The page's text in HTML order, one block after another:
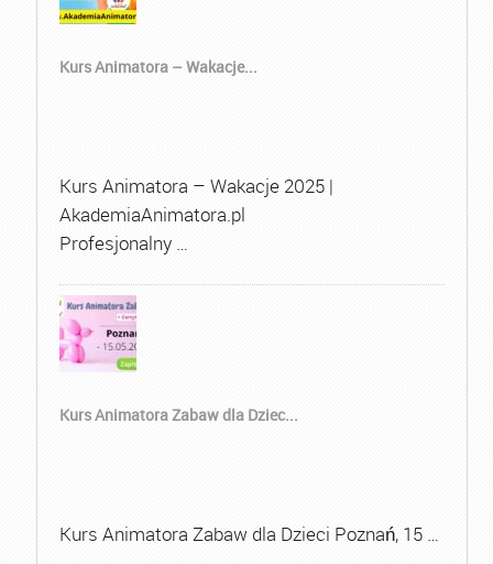
Kurs Animatora – Wakacje...
Kurs Animatora – Wakacje 2025 |
AkademiaAnimatora.pl
Profesjonalny …
Kurs Animatora Zabaw dla Dziec...
Kurs Animatora Zabaw dla Dzieci Poznań, 15 …